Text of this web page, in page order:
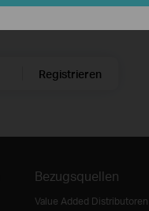
Registrieren
Bezugsquellen
Value Added Distributoren